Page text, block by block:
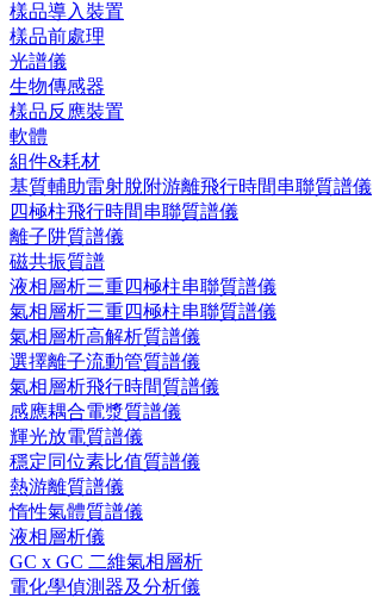
樣品導入裝置
樣品前處理
光譜儀
生物傳感器
樣品反應裝置
軟體
組件&耗材
基質輔助雷射脫附游離飛行時間串聯質譜儀
四極柱飛行時間串聯質譜儀
離子阱質譜儀
磁共振質譜
液相層析三重四極柱串聯質譜儀
氣相層析三重四極柱串聯質譜儀
氣相層析高解析質譜儀
選擇離子流動管質譜儀
氣相層析飛行時間質譜儀
感應耦合電漿質譜儀
輝光放電質譜儀
穩定同位素比值質譜儀
熱游離質譜儀
惰性氣體質譜儀
液相層析儀
GC x GC 二維氣相層析
電化學偵測器及分析儀